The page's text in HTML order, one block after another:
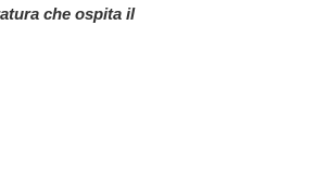
che ospita il